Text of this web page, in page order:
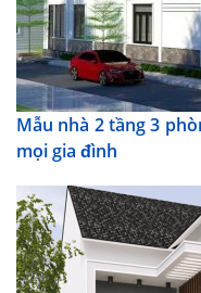
Mẫu nhà 2 tầng 3
mọi gia đình